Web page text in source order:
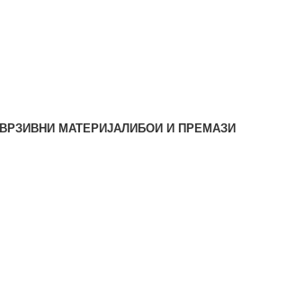
ВРЗИВНИ МАТЕРИЈАЛИ БОИ И ПРЕМАЗИ